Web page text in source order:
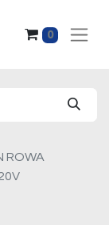
0
ROWA